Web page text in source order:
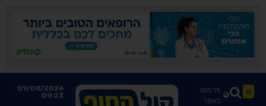
פרסום
באתר
09/08/2026
09:23